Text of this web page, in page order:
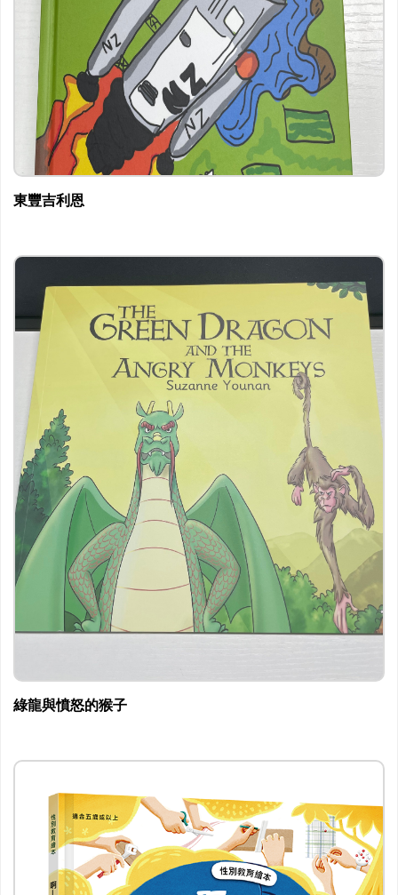
東豐吉利恩
綠龍與憤怒的猴子